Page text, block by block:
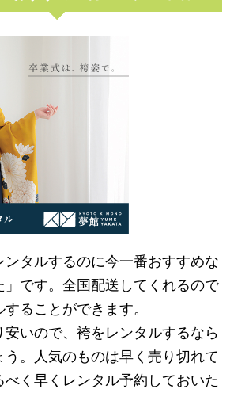
ンタルするのに今一番おすすめな
」です。全国配送してくれるので
ることができます。
いので、袴をレンタルするなら
う。人気のものは早く売り切れて
べく早くレンタル予約しておいた